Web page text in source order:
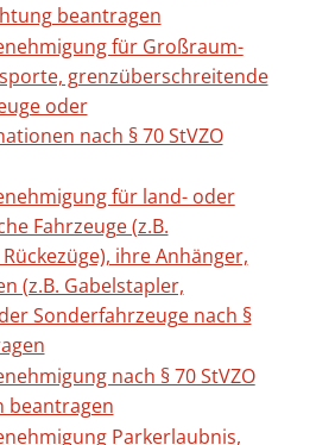
beantragen
für Großraum-
grenzüberschreitende
oder
nach § 70 StVZO
für land- oder
Fahrzeuge (z.B.
ihre Anhänger,
(z.B. Gabelstapler,
Sonderfahrzeuge nach §
nach § 70 StVZO
beantragen
Parkerlaubnis,